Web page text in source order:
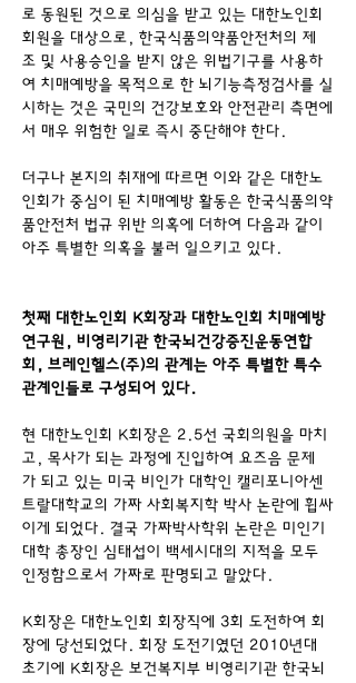
로 동원된 것으로 의심을 받고 있는 대한노인회
회원을 대상으로, 한국식품의약품안전처의 제
조 및 사용승인을 받지 않은 위법기구를 사용하
여 치매예방을 목적으로 한 뇌기능측정검사를 실
시하는 것은 국민의 건강보호와 안전관리 측면에
서 매우 위험한 일로 즉시 중단해야 한다.
더구나 본지의 취재에 따르면 이와 같은 대한노
인회가 중심이 된 치매예방 활동은 한국식품의약
품안전처 법규 위반 의혹에 더하여 다음과 같이
아주 특별한 의혹을 불러 일으키고 있다.
첫째 대한노인회 K회장과 대한노인회 치매예방
연구원, 비영리기관 한국뇌건강증진운동연합
회, 브레인헬스(주)의 관계는 아주 특별한 특수
관계인들로 구성되어 있다.
현 대한노인회 K회장은 2.5선 국회의원을 마치
고, 목사가 되는 과정에 진입하여 요즈음 문제
가 되고 있는 미국 비인가 대학인 캘리포니아센
트랄대학교의 가짜 사회복지학 박사 논란에 휩싸
이게 되었다. 결국 가짜박사학위 논란은 미인기
대학 총장인 심태섭이 백세시대의 지적을 모두
인정함으로서 가짜로 판명되고 말았다.
K회장은 대한노인회 회장직에 3회 도전하여 회
장에 당선되었다. 회장 도전기였던 2010년대
초기에 K회장은 보건복지부 비영리기관 한국뇌